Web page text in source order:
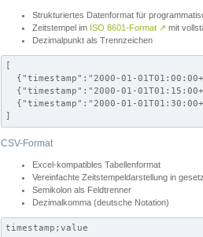
Strukturiertes Datenformat für
Zeitstempel im ISO 8601-Format ↗ mit
Dezimalpunkt als Trennzeichen
[
{"timestamp":"2000-01-
{"timestamp":"2000-01-
{"timestamp":"2000-01-
]
CSV-Format
Excel-kompatibles Tabellenformat
Vereinfachte Zeitstempeldarstellung in
Semikolon als Feldtrenner
Dezimalkomma (deutsche Notation)
timestamp;value